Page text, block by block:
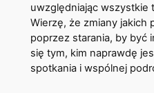
uwzględniając wszystkie
Wierzę, że zmiany jakich
poprzez starania, by być
się tym, kim naprawdę
spotkania i wspólnej